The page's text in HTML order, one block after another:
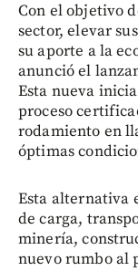
Con el objetivo
sector, elevar
su aporte a la
anunció el
Esta nueva
proceso
rodamiento en
óptimas
Esta alternativa
de carga,
minería,
nuevo rumbo al